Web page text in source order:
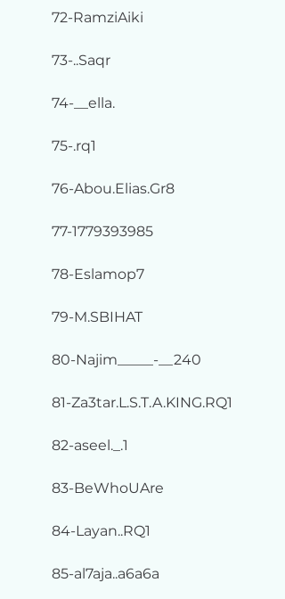
72-RamziAiki
73-..Saqr
74-__ella.
75-.rq1
76-Abou.Elias.Gr8
77-1779393985
78-Eslamop7
79-M.SBIHAT
80-Najim_____-__240
81-Za3tar.L.S.T.A.KING.RQ1
82-aseel._.1
83-BeWhoUAre
84-Layan..RQ1
85-al7aja..a6a6a